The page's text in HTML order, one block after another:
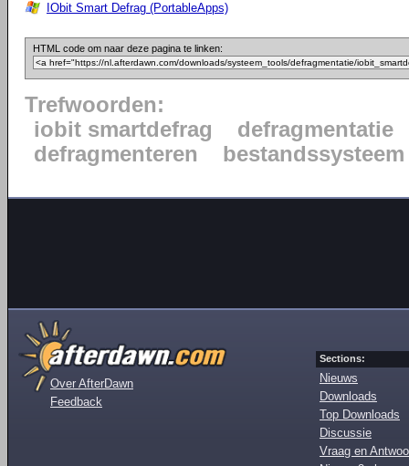
IObit Smart Defrag (PortableApps)
HTML code om naar deze pagina te linken:
Trefwoorden:
iobit smartdefrag
defragmentatie
defragmenteren
bestandssysteem
Over AfterDawn
Feedback
Sections:
Nieuws
Downloads
Top Downloads
Discussie
Vraag en